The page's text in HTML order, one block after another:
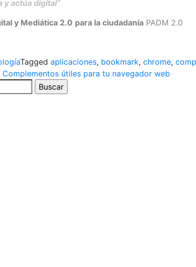
y actúa digital”
y Mediática 2.0 para la ciudadanía PADM 2.0
Tagged aplicaciones, bookmark, chrome,
Complementos útiles para tu navegador web